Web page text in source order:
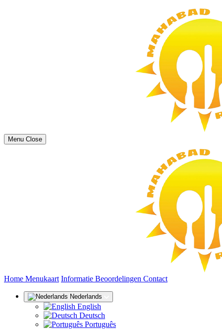
Menu Close
Home (huidige)
Menukaart Informatie Beoordelingen Contact
Nederlands
English
Deutsch
Português